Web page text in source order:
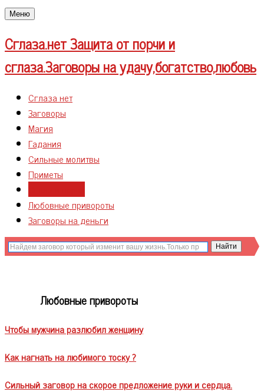
Меню
Сглаза.нетЗащита от порчи и
сглаза.Заговоры на удачу,богатство,любовь
Сглаза нет
Заговоры
Магия
Гадания
Сильные молитвы
Приметы
Любовные привороты
Заговоры на деньги
Любовные привороты
Чтобы мужчина разлюбил женщину
Как нагнать на любимого тоску ?
Сильный заговор на скорое предложение руки и сердца.